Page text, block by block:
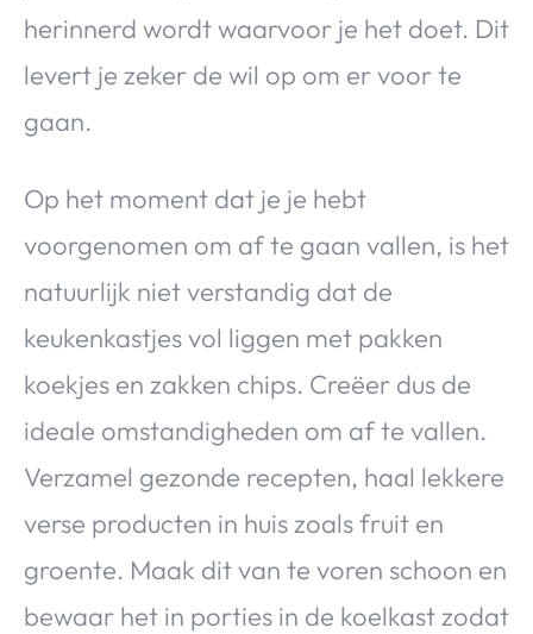
herinnerd wordt waarvoor je het doet. Dit
levert je zeker de wil op om er voor te
gaan.
Op het moment dat je je hebt
voorgenomen om af te gaan vallen, is het
natuurlijk niet verstandig dat de
keukenkastjes vol liggen met pakken
koekjes en zakken chips. Creëer dus de
ideale omstandigheden om af te vallen.
Verzamel gezonde recepten, haal lekkere
verse producten in huis zoals fruit en
groente. Maak dit van te voren schoon en
bewaar het in porties in de koelkast zodat